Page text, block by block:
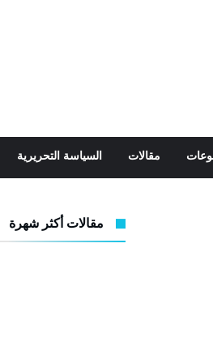
مقالات السياسة التحريرية
مقالات أكثر شهرة